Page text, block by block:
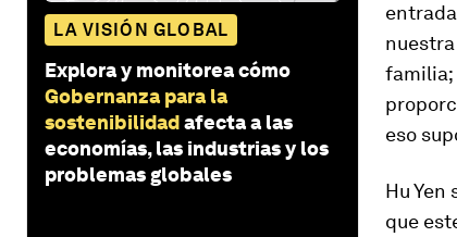
LA VISIÓN GLOBAL
Explora y monitorea cómo
Gobernanza para la
sostenibilidadafecta a las
economías, las industrias y los
problemas globales
familia;
eso
Hu
que